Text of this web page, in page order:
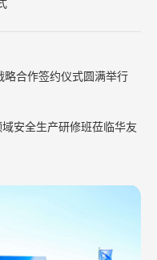
略合作签约仪式圆满举行
安全生产研修班莅临华友